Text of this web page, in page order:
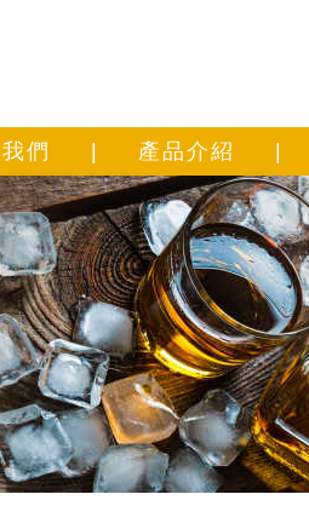
們 產品介紹